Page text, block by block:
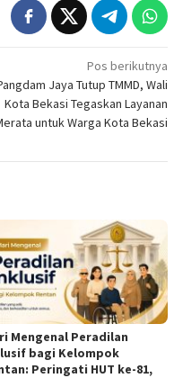
Pos berikutnya
Jaya Tutup TMMD, Wali
Kota Bekasi Tegaskan Layanan
untuk Warga Kota Bekasi
Mengenal Peradilan
bagi Kelompok
Peringati HUT ke-81,